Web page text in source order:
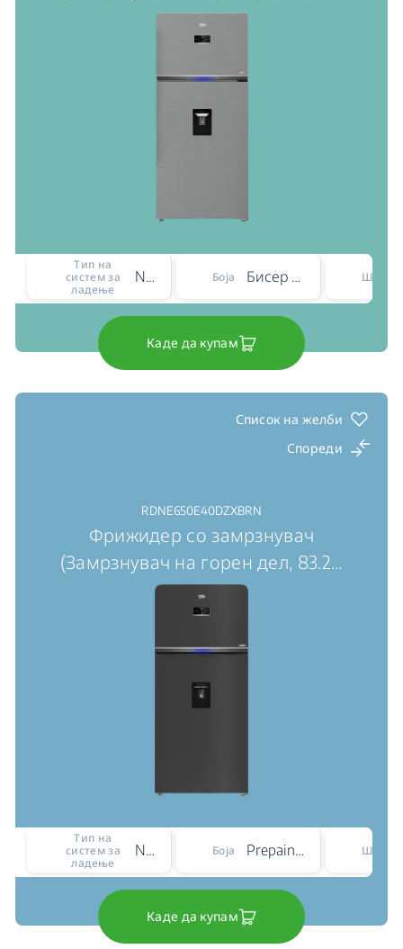
Тип на
систем за
ладење
No Frost Боја Бисер челик
Каде да купам
Список на желби
Спореди
RDNE650E40DZXBRN
Фрижидер со замрзнувач
(Замрзнувач на горен дел, 83.2…
Тип на
систем за
ладење
No Frost Боја Prepainted Dark Inox
Каде да купам